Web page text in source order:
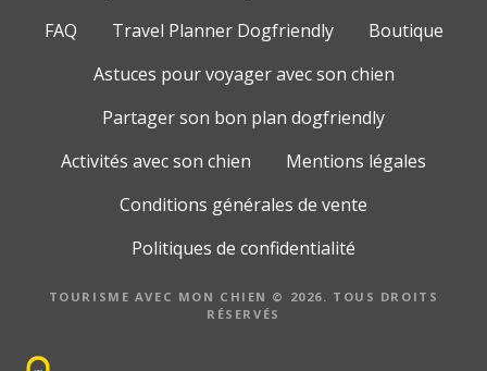
FAQ
Travel Planner Dogfriendly
Boutique
Astuces pour voyager avec son chien
Partager son bon plan dogfriendly
Activités avec son chien
Mentions légales
Conditions générales de vente
Politiques de confidentialité
TOURISME AVEC MON CHIEN © 2026. TOUS DROITS
RÉSERVÉS